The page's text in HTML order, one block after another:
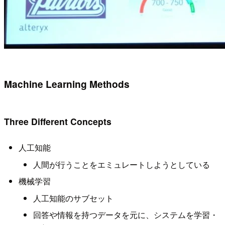
Machine Learning Methods
Three Different Concepts
人工知能
人間が行うことをエミュレートしようとしている
機械学習
人工知能のサブセット
回答や情報を持つデータを元に、システムを学習・